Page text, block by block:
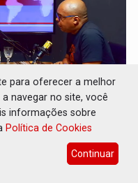
Museólogo
sobre a
para oferecer a melhor
navegar no site, você
informações sobre
Política de Cookies
Continuar